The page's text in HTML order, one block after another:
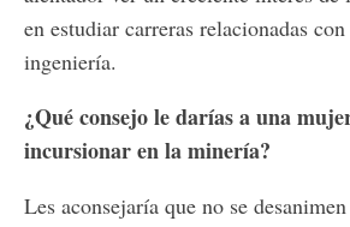
en estudiar carreras relacionadas
ingeniería.
¿Qué consejo le darías a una
incursionar en la minería?
Les aconsejaría que no se